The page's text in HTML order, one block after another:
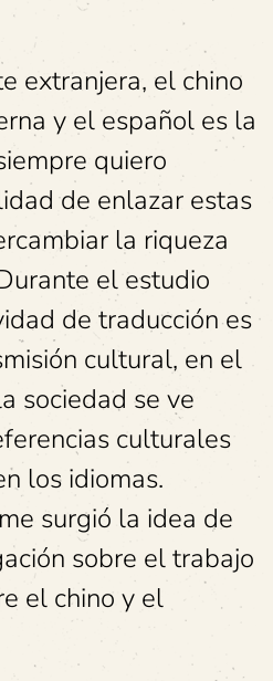
extranjera, el chino
y el español es la
quiero
de enlazar estas
la riqueza
el estudio
de traducción es
cultural, en el
sociedad se ve
culturales
los idiomas.
surgió la idea de
sobre el trabajo
el chino y el